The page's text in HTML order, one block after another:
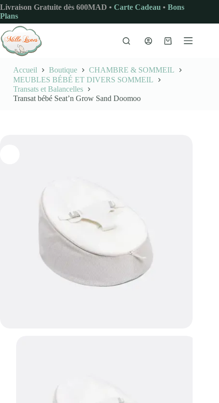
Passer
au
contenu
Livraison Gratuite dès 600MAD • Carte Cadeau • Bons
Plans
Panier
Accueil Boutique
CHAMBRE & SOMMEIL
MEUBLES BÉBÉ ET DIVERS SOMMEIL
Transats et Balancelles
Transat bébé Seat’n Grow Sand Doomoo